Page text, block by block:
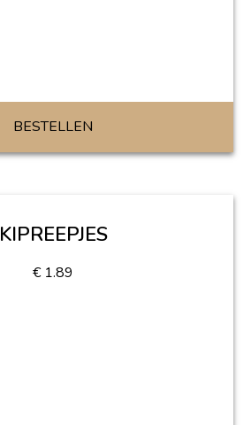
BESTELLEN
KIPREEPJES
€ 1.89